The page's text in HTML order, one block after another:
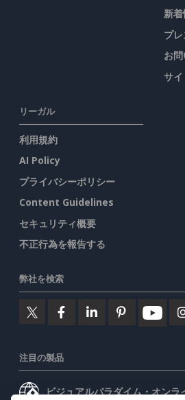
新着
プ
お
サ
リーガル
利用規約
AI Policy
プライバシーポリシー
Content Guidelines
セキュリティ概要
不正行為を報告する
弊社を検索
注目の製品
ビジュアルパラダイム・オンラ